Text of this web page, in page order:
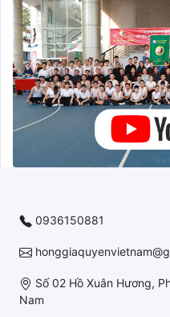
0936150881
Số 02 Hồ Xuân Hương,
Nam